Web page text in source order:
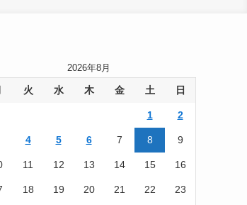
2026年8月
火 水 木 金 土 日
1 2
4 5 6 7 8 9
11 12 13 14 15 16
18 19 20 21 22 23